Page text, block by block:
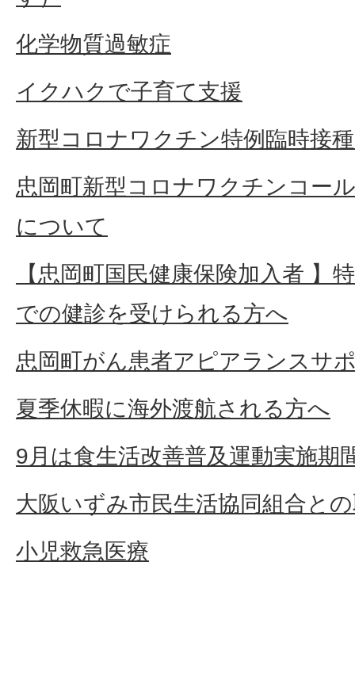
化学物質過敏症
イクハクで子育て支援
新型コロナワクチン特例臨時接
忠岡町新型コロナワクチンコー
について
【忠岡町国民健康保険加入者 】
での健診を受けられる方へ
忠岡町がん患者アピアランスサ
夏季休暇に海外渡航される方へ
9月は食生活改善普及運動実施期
大阪いずみ市民生活協同組合と
小児救急医療